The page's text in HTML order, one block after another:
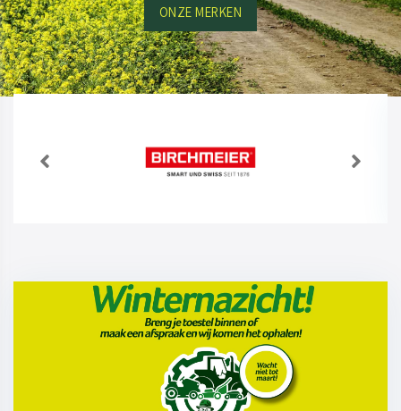
ONZE MERKEN